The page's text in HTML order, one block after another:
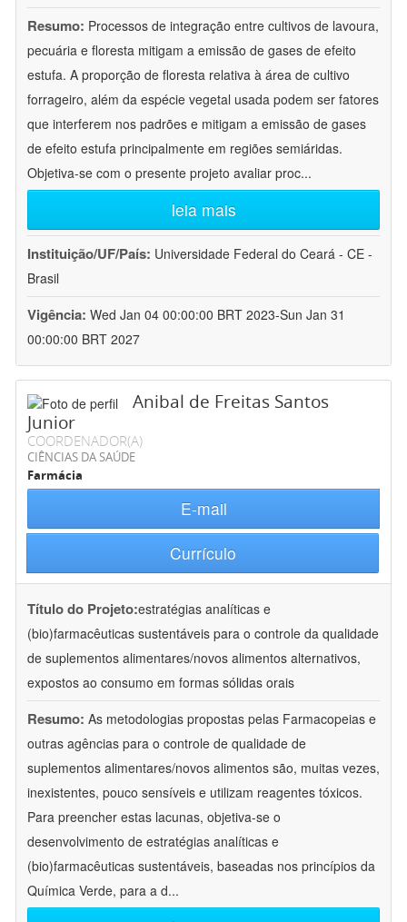
Resumo: Processos de integração entre cultivos de lavoura,
pecuária e floresta mitigam a emissão de gases de efeito
estufa. A proporção de floresta relativa à área de cultivo
forrageiro, além da espécie vegetal usada podem ser fatores
que interferem nos padrões e mitigam a emissão de gases
de efeito estufa principalmente em regiões semiáridas.
Objetiva-se com o presente projeto avaliar proc...
leia mais
Instituição/UF/País: Universidade Federal do Ceará - CE -
Brasil
Vigência: Wed Jan 04 00:00:00 BRT 2023-Sun Jan 31
00:00:00 BRT 2027
Anibal de Freitas Santos
Junior
COORDENADOR(A)
CIÊNCIAS DA SAÚDE
Farmácia
E-mail
Currículo
Título do Projeto:estratégias analíticas e
(bio)farmacêuticas sustentáveis para o controle da qualidade
de suplementos alimentares/novos alimentos alternativos,
expostos ao consumo em formas sólidas orais
Resumo: As metodologias propostas pelas Farmacopeias e
outras agências para o controle de qualidade de
suplementos alimentares/novos alimentos são, muitas vezes,
inexistentes, pouco sensíveis e utilizam reagentes tóxicos.
Para preencher estas lacunas, objetiva-se o
desenvolvimento de estratégias analíticas e
(bio)farmacêuticas sustentáveis, baseadas nos princípios da
Química Verde, para a d...